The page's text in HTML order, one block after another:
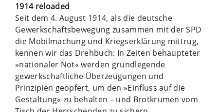
1914 reloaded
Seit dem 4. August 1914, als die deutsche
Gewerkschaftsbewegung zusammen mit der SPD
die Mobilmachung und Kriegserklärung mittrug,
kennen wir das Drehbuch: In Zeiten behaupteter
»nationaler Not« werden grundlegende
gewerkschaftliche Überzeugungen und
Prinzipien geopfert, um den »Einfluss auf die
Gestaltung« zu behalten – und Brotkrumen vom